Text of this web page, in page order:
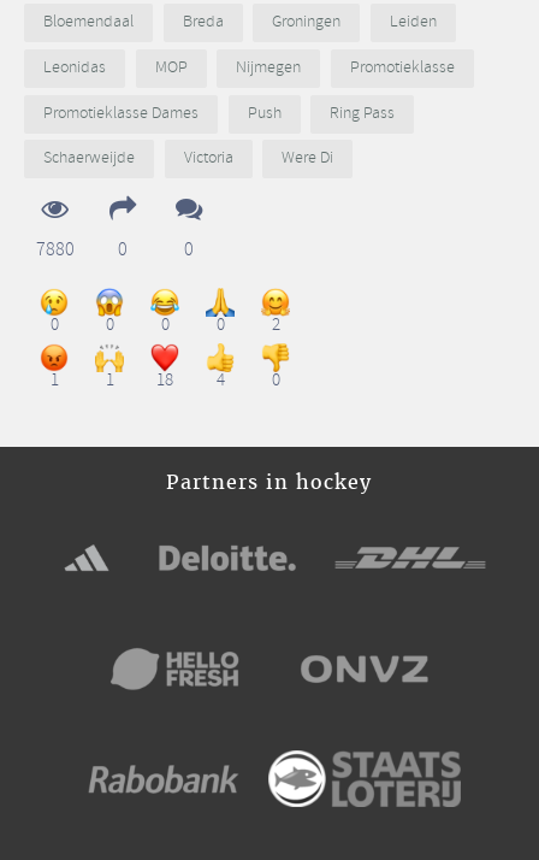
Bloemendaal Breda Groningen
Leiden
Leonidas
MOP Nijmegen
Promotieklasse
Promotieklasse Dames
Push
Ring Pass
Schaerweijde
Victoria Were Di
7880 0 0
0 0 0 0 2
1 1 18 4 0
Partners in hockey